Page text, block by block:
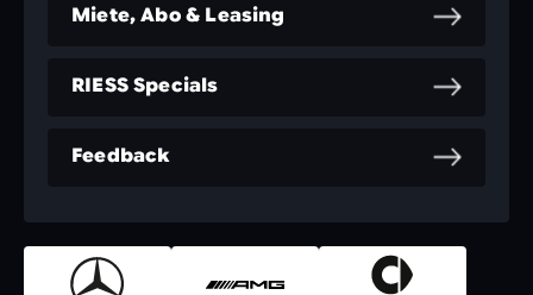
Miete, Abo & Leasing
RIESS Specials
Feedback